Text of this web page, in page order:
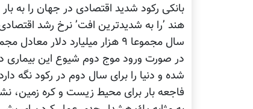
بانکی رکود شدید اقتصادی در جهان را
هند ’را به شدیدترین افت’ نرخ رشد
سال مجموعا ۹ هزار میلیارد
شده و دنیا را برای سال دوم در رکود نگه
فاجعه بار برای محیط زیست و کره زمین،